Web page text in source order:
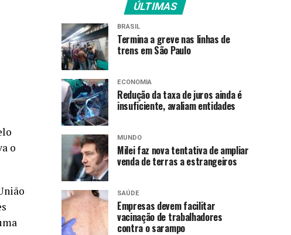
o
ÚLTIMAS
BRASIL
Termina a greve nas linhas de
trens em São Paulo
ECONOMIA
Redução da taxa de juros ainda é
insuficiente, avaliam entidades
MUNDO
Milei faz nova tentativa de ampliar
venda de terras a estrangeiros
SAÚDE
Empresas devem facilitar
vacinação de trabalhadores
contra o sarampo